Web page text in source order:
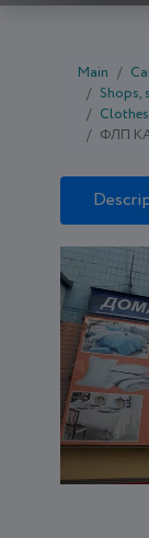
Main
Shops,
ФЛП